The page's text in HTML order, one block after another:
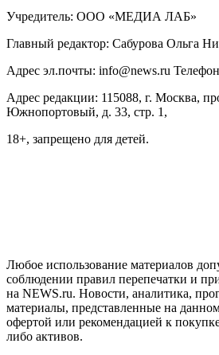
Учредитель: ООО «МЕДИА ЛАБ»
Главный редактор: Сабурова Ольга
Адрес эл.почты: info@news.ru
Адрес редакции: 115088, г. Москва,
Южнопортовый, д. 33, стр. 1,
18+, запрещено для детей.
Любое использование материалов
соблюдении правил перепечатки и
на NEWS.ru. Новости, аналитика,
материалы, представленные на
офертой или рекомендацией к
либо активов.